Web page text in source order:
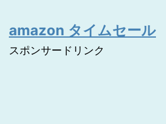
amazon タイムセール
スポンサードリンク